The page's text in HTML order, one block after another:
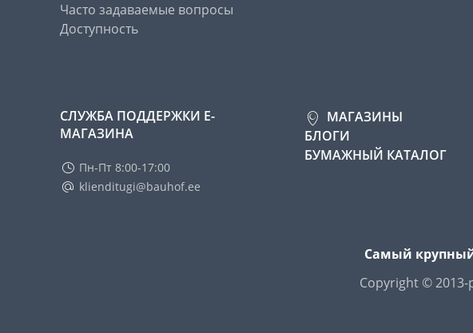
Часто задаваемые вопросы
Доступность
СЛУЖБА ПОДДЕРЖКИ Е-
МАГАЗИНА
Пн-Пт 8:00-17:00
klienditugi@bauhof.ee
МАГАЗИНЫ
БЛОГИ
БУМАЖНЫЙ КАТАЛОГ
Самый
Copyright ©